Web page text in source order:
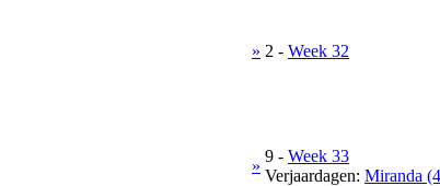
» 2 - Week 32
»
9 - Week 33
Verjaardagen: Miranda